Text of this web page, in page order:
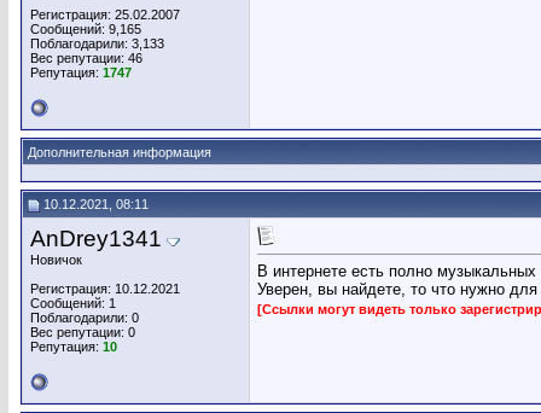
Регистрация: 25.02.2007
Сообщений: 9,165
Поблагодарили: 3,133
Вес репутации: 46
Репутация: 1747
Дополнительная информация
10.12.2021, 08:11
AnDrey1341
Новичок
Регистрация: 10.12.2021
Сообщений: 1
Поблагодарили: 0
Вес репутации: 0
Репутация: 10
В интернете есть полно
Уверен, вы найдете, то что нужно для
[Ссылки могут видеть только